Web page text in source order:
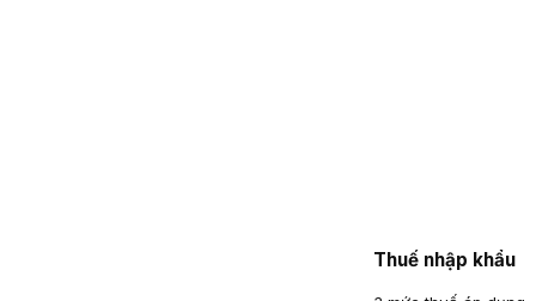
Thuế nhập khẩu